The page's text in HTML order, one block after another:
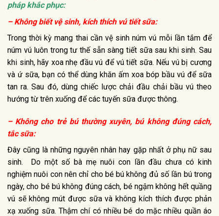
pháp khắc phục:
– Không biết vệ sinh, kích thích vú tiết sữa:
Trong thời kỳ mang thai cần vệ sinh núm vú mỗi lần tắm để
núm vú luôn trong tư thế sẵn sàng tiết sữa sau khi sinh. Sau
khi sinh, hãy xoa nhẹ đầu vú để vú tiết sữa. Nếu vú bị cương
và ứ sữa, bạn có thể dùng khăn ấm xoa bóp bầu vú để sữa
tan ra. Sau đó, dùng chiếc lược chải đầu chải bầu vú theo
hướng từ trên xuống để các tuyến sữa được thông.
– Không cho trẻ bú thường xuyên, bú không đúng cách,
tắc sữa:
Đây cũng là những nguyên nhân hay gặp nhất ở phụ nữ sau
sinh. Do một số bà mẹ nuôi con lần đầu chưa có kinh
nghiệm nuôi con nên chỉ cho bé bú không đủ số lần bú trong
ngày, cho bé bú không đúng cách, bé ngậm không hết quầng
vú sẽ không mút được sữa và không kích thích được phản
xạ xuống sữa. Thậm chí có nhiều bé do mặc nhiều quần áo